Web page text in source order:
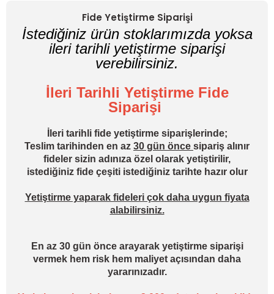
Fide Yetiştirme Siparişi
İstediğiniz ürün stoklarımızda yoksa
ileri tarihli yetiştirme siparişi
verebilirsiniz.
İleri Tarihli Yetiştirme Fide
Siparişi
İleri tarihli fide yetiştirme siparişlerinde;
Teslim tarihinden en az 30 gün önce sipariş alınır
fideler sizin adınıza özel olarak yetiştirilir,
istediğiniz fide çeşiti istediğiniz tarihte hazır olur
Yetiştirme yaparak fideleri çok daha uygun fiyata
alabilirsiniz.
En az 30 gün önce arayarak yetiştirme siparişi
vermek hem risk hem maliyet açısından daha
yararınızadır.